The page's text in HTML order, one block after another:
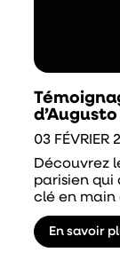
03 FÉVRIER
Découvrez
parisien qui
clé en main
En savoir